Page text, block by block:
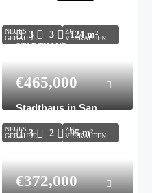
NEUES
GEBÄUDE
ZU
VERKAUFEN
3 3 124 m²
STADTHAUS,
€465,000
NEUES
GEBÄUDE
ZU
VERKAUFEN
Stadthaus in San
3 2 95 m²
STADTHAUS,
€372,000